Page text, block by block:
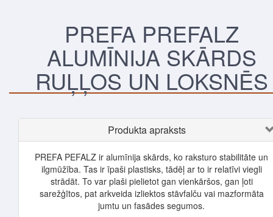
PREFA PREFALZ
ALUMĪNIJA SKĀRDS
RUĻĻOS UN LOKSNĒS
Produkta apraksts
PREFA PEFALZ ir alumīnija skārds, ko raksturo stabilitāte un
ilgmūžība. Tas ir īpaši plastisks, tādēļ ar to ir relatīvi viegli
strādāt. To var plaši pielietot gan vienkāršos, gan ļoti
sarežģītos, pat arkveida izliektos stāvfalču vai mazformāta
jumtu un fasādes segumos.